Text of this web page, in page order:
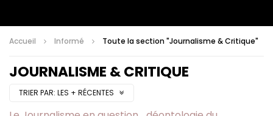
Accueil Informé Toute la section "Journalisme & Critique"
JOURNALISME & CRITIQUE
TRIER PAR: LES + RÉCENTES